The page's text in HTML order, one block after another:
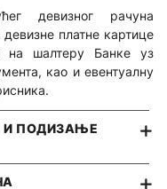
девизног рачуна
платне картице
на шалтеру Банке уз
као и евентуалну
И ПОДИЗАЊЕ